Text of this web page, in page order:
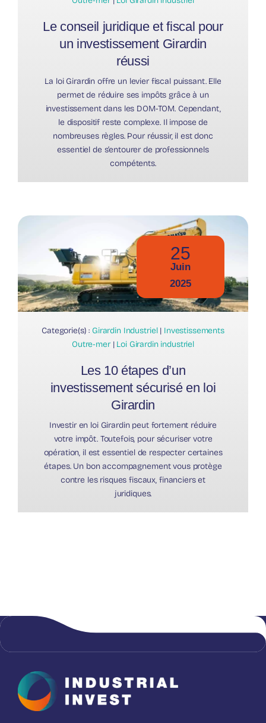
Le conseil juridique et fiscal pour
un investissement Girardin
réussi
La loi Girardin offre un levier fiscal puissant. Elle
permet de réduire ses impôts grâce à un
investissement dans les DOM-TOM. Cependant,
le dispositif reste complexe. Il impose de
nombreuses règles. Pour réussir, il est donc
essentiel de s’entourer de professionnels
compétents.
25
Juin
2025
Categorie(s) : Girardin Industriel| Investissements
Outre-mer| Loi Girardin industriel
Les 10 étapes d’un
investissement sécurisé en loi
Girardin
Investir en loi Girardin peut fortement réduire
votre impôt. Toutefois, pour sécuriser votre
opération, il est essentiel de respecter certaines
étapes. Un bon accompagnement vous protège
contre les risques fiscaux, financiers et
juridiques.